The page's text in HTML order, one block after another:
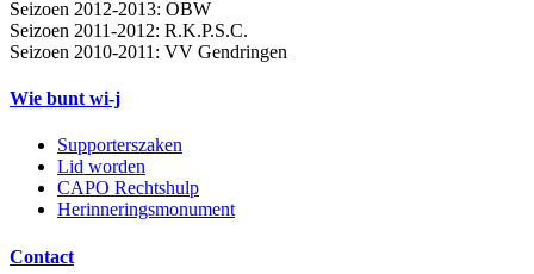
Seizoen 2012-2013: OBW
Seizoen 2011-2012: R.K.P.S.C.
Seizoen 2010-2011: VV Gendringen
Wie bunt wi-j
Supporterszaken
Lid worden
CAPO Rechtshulp
Herinneringsmonument
Contact